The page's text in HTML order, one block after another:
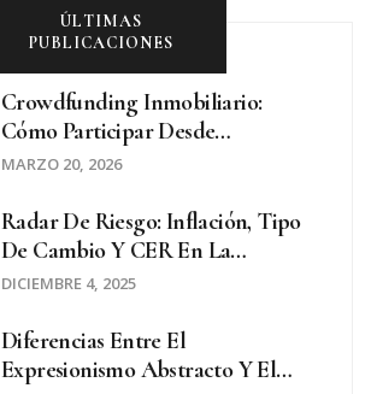
ÚLTIMAS
PUBLICACIONES
Crowdfunding Inmobiliario:
Cómo Participar Desde
Argentina
MARZO 20, 2026
Radar De Riesgo: Inflación, Tipo
De Cambio Y CER En La
Argentina Actual
DICIEMBRE 4, 2025
Diferencias Entre El
Expresionismo Abstracto Y El